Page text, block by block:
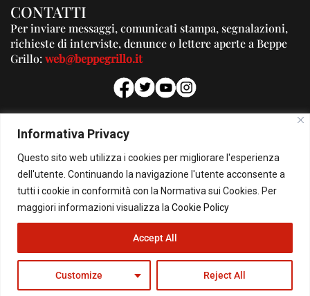
Informativa Privacy
Questo sito web utilizza i cookies per migliorare l'esperienza
dell'utente. Continuando la navigazione l'utente acconsente a
tutti i cookie in conformità con la Normativa sui Cookies. Per
maggiori informazioni visualizza la Cookie Policy
Customize Reject All
Accept All
CONTATTI
Per inviare messaggi, comunicati stampa, segnalazioni,
richieste di interviste, denunce o lettere aperte a Beppe
Grillo:web@beppegrillo.it
PUBBLICITA'
Per la tua pubblicità su questo Blog:
pubblicita@beppegrillo.it
HOMEPAGE COOKIE POLICY PRIVACY POLICY CONTATTI
© Copyright 2026 - Il Blog di Beppe Grillo. All Rights Reserved - Powered by
happygrafic.com